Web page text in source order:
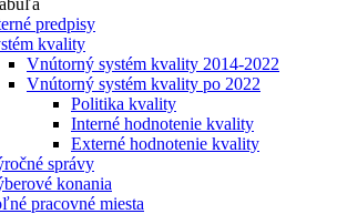
predpisy
kvality
Vnútorný systém kvality 2014-2022
Vnútorný systém kvality po 2022
Politika kvality
Interné hodnotenie kvality
Externé hodnotenie kvality
správy
konania
pracovné miesta